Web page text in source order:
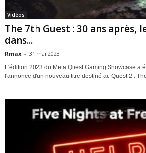
Vidéos
The 7th Guest : 30 ans après,
dans...
Rmax - 31 mai 2023
L'édition 2023 du Meta Quest Gaming Showcase a
l'annonce d'un nouveau titre destiné au Quest 2 :